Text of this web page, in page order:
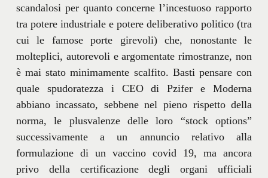
scandalosi per quanto concerne l’incestuoso rapporto
tra potere industriale e potere deliberativo politico (tra
cui le famose porte girevoli) che, nonostante le
molteplici, autorevoli e argomentate rimostranze, non
è mai stato minimamente scalfito. Basti pensare con
quale spudoratezza i CEO di Pzifer e Moderna
abbiano incassato, sebbene nel pieno rispetto della
norma, le plusvalenze delle loro “stock options”
successivamente a un annuncio relativo alla
formulazione di un vaccino covid 19, ma ancora
privo della certificazione degli organi ufficiali